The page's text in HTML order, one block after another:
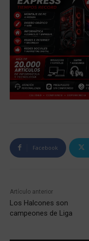
Facebook
Artículo anterior
Los Halcones son
campeones de Liga